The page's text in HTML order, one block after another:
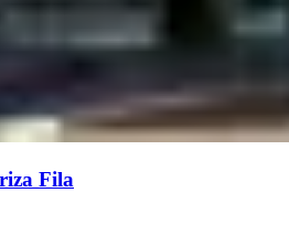
Fila